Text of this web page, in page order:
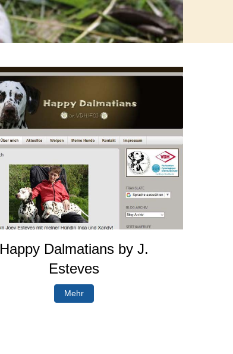
Happy Dalmatians by J.
Esteves
Mehr